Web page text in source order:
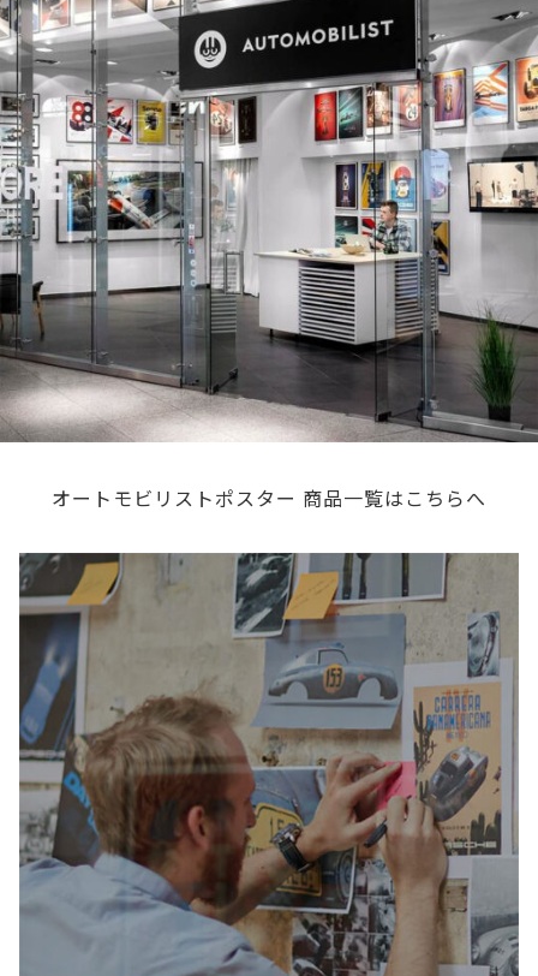
オートモビリストポスター 商品一覧はこちらへ